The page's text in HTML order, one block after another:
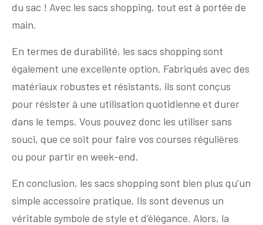
du sac ! Avec les sacs shopping, tout est à portée de
main.
En termes de durabilité, les sacs shopping sont
également une excellente option. Fabriqués avec des
matériaux robustes et résistants, ils sont conçus
pour résister à une utilisation quotidienne et durer
dans le temps. Vous pouvez donc les utiliser sans
souci, que ce soit pour faire vos courses régulières
ou pour partir en week-end.
En conclusion, les sacs shopping sont bien plus qu’un
simple accessoire pratique. Ils sont devenus un
véritable symbole de style et d’élégance. Alors, la